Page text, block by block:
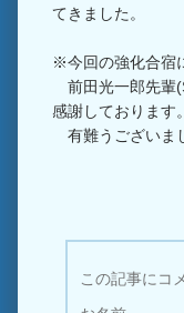
てきました。
※今回の強化合宿
前田光一郎先輩
感謝しております。
有難うございま
この記事にコ